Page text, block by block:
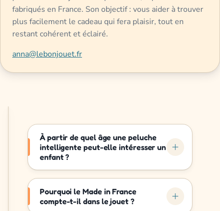
fabriqués en France. Son objectif : vous aider à trouver
plus facilement le cadeau qui fera plaisir, tout en
restant cohérent et éclairé.
anna@lebonjouet.fr
À partir de quel âge une peluche
intelligente peut-elle intéresser un
enfant ?
Pourquoi le Made in France
compte-t-il dans le jouet ?